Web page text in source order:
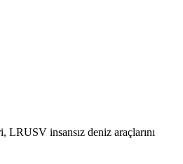
insansız deniz araçlarını